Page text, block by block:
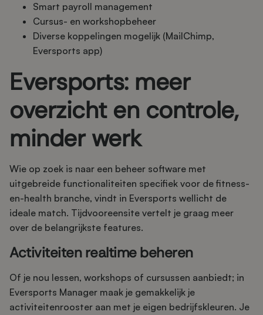
Smart payroll management
Cursus- en workshopbeheer
Diverse koppelingen mogelijk (MailChimp,
Eversports app)
Eversports: meer
overzicht en controle,
minder werk
Wie op zoek is naar een beheer software met
uitgebreide functionaliteiten specifiek voor de fitness-
en-health branche, vindt in Eversports wellicht de
ideale match. Tijdvooreensite vertelt je graag meer
over de belangrijkste features.
Activiteiten realtime beheren
Of je nou lessen, workshops of cursussen aanbiedt; in
Eversports Manager maak je gemakkelijk je
activiteitenrooster aan met je eigen bedrijfskleuren. Je